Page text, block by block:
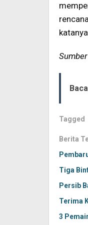
Tagged
Berita
Tiga
Persib
Terima
3